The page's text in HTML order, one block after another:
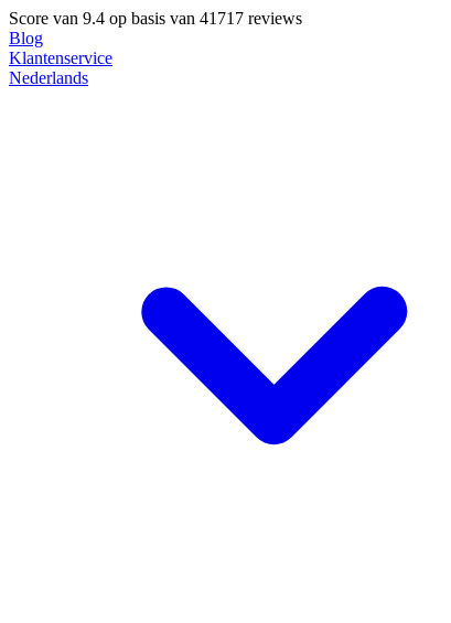
Score van 9.4 op basis van 41717 reviews
Blog
Klantenservice
Nederlands